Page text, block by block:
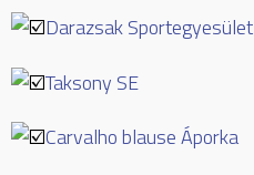
Darazsak Sportegyesület
Taksony SE
Carvalho blause Áporka